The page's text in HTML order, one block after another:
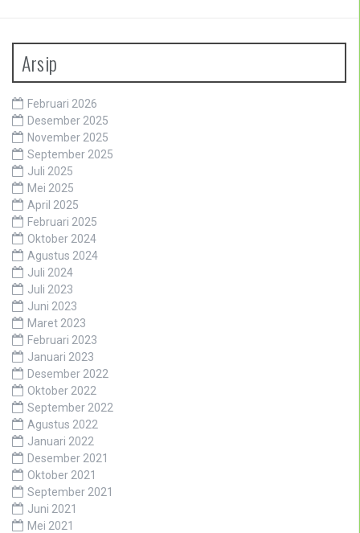
Arsip
Februari 2026
Desember 2025
November 2025
September 2025
Juli 2025
Mei 2025
April 2025
Februari 2025
Oktober 2024
Agustus 2024
Juli 2024
Juli 2023
Juni 2023
Maret 2023
Februari 2023
Januari 2023
Desember 2022
Oktober 2022
September 2022
Agustus 2022
Januari 2022
Desember 2021
Oktober 2021
September 2021
Juni 2021
Mei 2021